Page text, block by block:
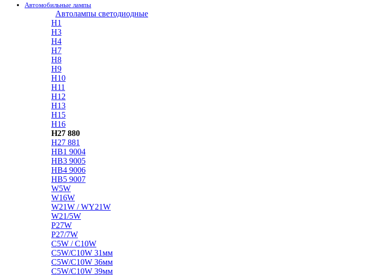
Автомобильные лампы
Автолампы светодиодные
H1
H3
H4
H7
H8
H9
H10
H11
H12
H13
H15
H16
H27 880
H27 881
HB1 9004
HB3 9005
HB4 9006
HB5 9007
W5W
W16W
W21W / WY21W
W21/5W
P27W
P27/7W
C5W / C10W
C5W/C10W 31мм
C5W/C10W 36мм
C5W/C10W 39мм